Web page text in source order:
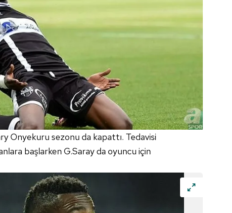
Metnimizi
Kanunu uyarınca hazırlanmış Aydınlatma Metnimizi
çerezlerle ilgili bilgi almak için lütfen
tıklayınız .
Onyekuru sezonu da kapattı. Tedavisi
başlarken G.Saray da oyuncu için